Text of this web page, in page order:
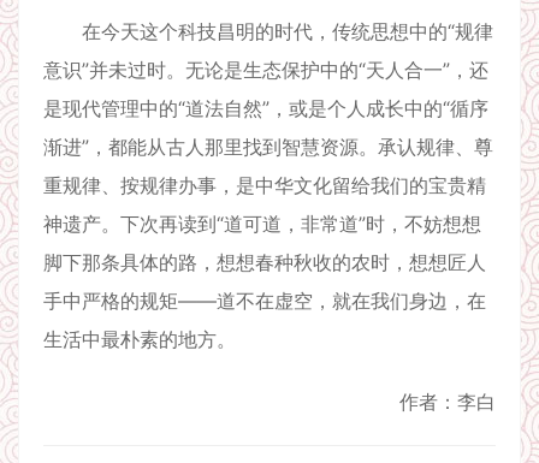
在今天这个科技昌明的时代，传统思想中的“规律
意识”并未过时。无论是生态保护中的“天人合一”，还
是现代管理中的“道法自然”，或是个人成长中的“循序
渐进”，都能从古人那里找到智慧资源。承认规律、尊
重规律、按规律办事，是中华文化留给我们的宝贵精
神遗产。下次再读到“道可道，非常道”时，不妨想想
脚下那条具体的路，想想春种秋收的农时，想想匠人
手中严格的规矩——道不在虚空，就在我们身边，在
生活中最朴素的地方。
作者：李白